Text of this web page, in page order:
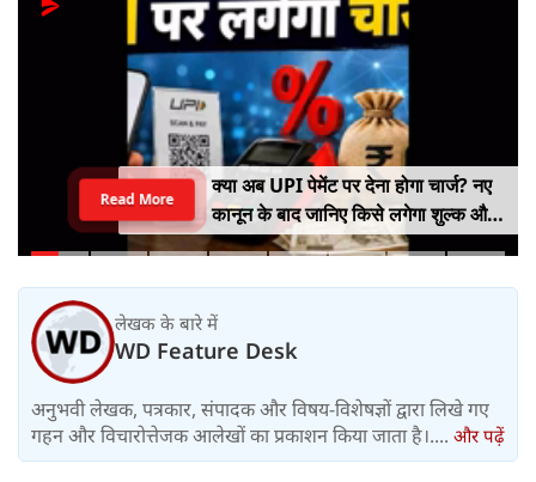
क्या अब UPI पेमेंट पर देना होगा चार्ज? नए
कानून के बाद जानिए किसे लगेगा शुल्क और
किसे नहीं
Read More
लेखक के बारे में
WD Feature Desk
अनुभवी लेखक, पत्रकार, संपादक और विषय-विशेषज्ञों द्वारा लिखे गए
गहन और विचारोत्तेजक आलेखों का प्रकाशन किया जाता है।.... और पढ़ें